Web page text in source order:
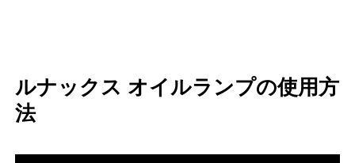
ルナックス オイルランプの使用方
法